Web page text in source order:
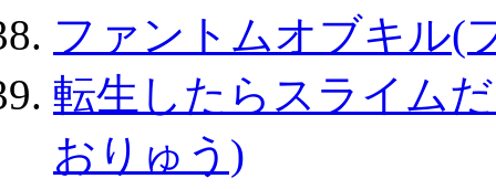
ファントムオブキル(
転生したらスライム
おりゅう)